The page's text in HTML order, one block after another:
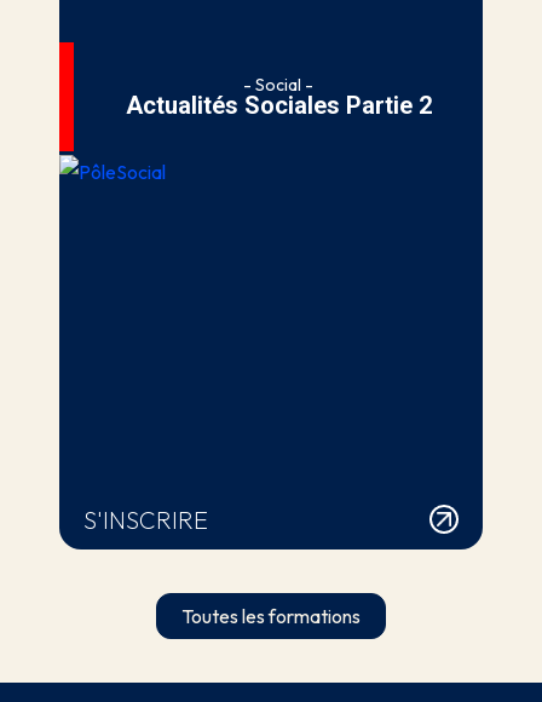
- Social -
Actualités Sociales Partie 2
S'INSCRIRE
Toutes les formations